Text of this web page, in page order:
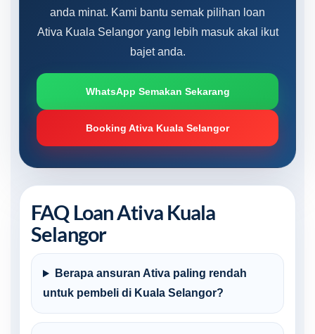
anda minat. Kami bantu semak pilihan loan
Ativa Kuala Selangor yang lebih masuk akal ikut
bajet anda.
WhatsApp Semakan Sekarang
Booking Ativa Kuala Selangor
FAQ Loan Ativa Kuala
Selangor
Berapa ansuran Ativa paling rendah
untuk pembeli di Kuala Selangor?